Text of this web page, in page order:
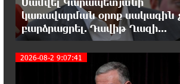
20:59:50 7-08-2026
ընդդիմության
պայքարում տուժում է միայն ու միայն ՀՀ
քաղաքացին. Աննա Կոստանյան
կառավարման օրոք սակագին
բարձրացրել. Դավիթ Ղազի...
2026-08-2 9:07:41